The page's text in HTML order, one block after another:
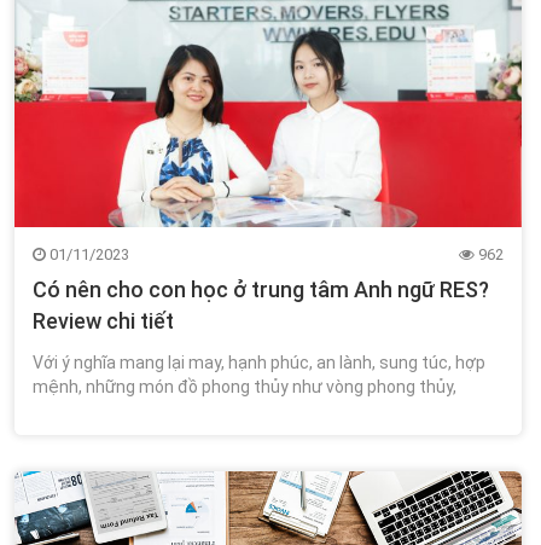
01/11/2023 962
Có nên cho con học ở trung tâm Anh ngữ RES?
Review chi tiết
Với ý nghĩa mang lại may, hạnh phúc, an lành, sung túc, hợp
mệnh, những món đồ phong thủy như vòng phong thủy,